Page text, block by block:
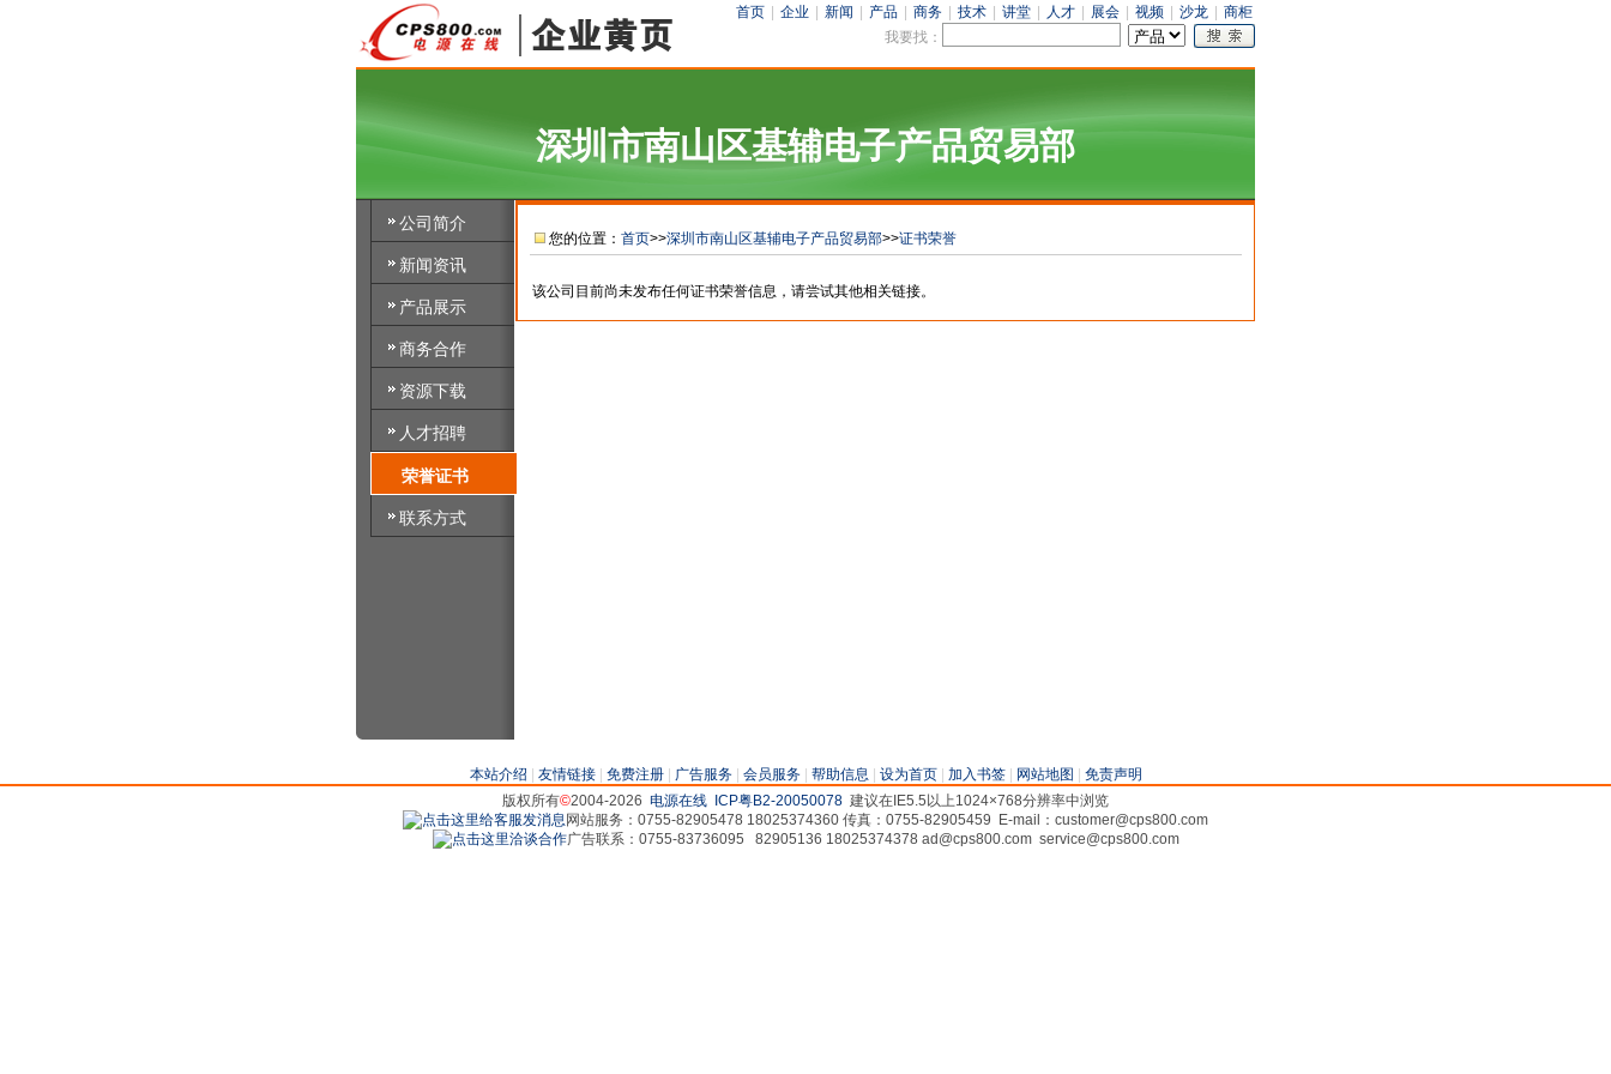
首页 企业 新闻 产品 商务 技术 讲堂 人才 展会 视频 沙龙
商柜
我要找：
深圳市南山区基辅电子产品贸易部
公司简介
新闻资讯
产品展示
商务合作
资源下载
人才招聘
荣誉证书
联系方式
您的位置： 首页>>深圳市南山区基辅电子产品贸易部>>证书荣誉
该公司目前尚未发布任何证书荣誉信息，请尝试其他相关链接。
本站介绍 友情链接| 免费注册| 广告服务| 会员服务| 帮助信息 设为首页| 加入书签| 网站地图
免责声明
版权所有©2004-2026 电源在线 ICP粤B2-20050078 建议在IE5.5以上1024×768分辨率中浏览
网站服务：0755-82905478 18025374360 传真：0755-82905459 E-mail：customer@cps800.com
广告联系：0755-83736095 82905136 18025374378 ad@cps800.com service@cps800.com